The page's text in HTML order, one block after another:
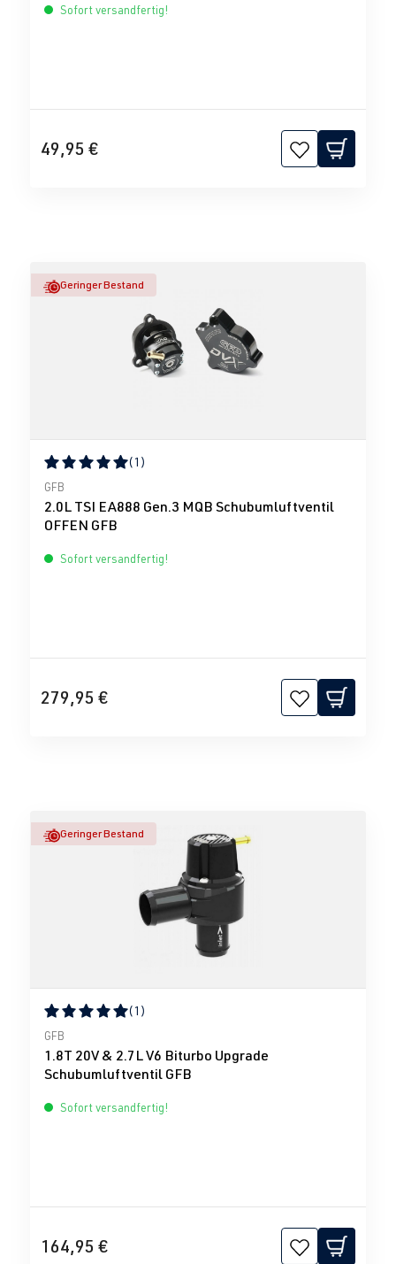
Sofort versandfertig!
49,95 €
Geringer Bestand
Durchschnittliche Bewertung von 5 von 5 Sternen
(1)
GFB
2.0L TSI EA888 Gen.3 MQB Schubumluftventil
OFFEN GFB
Sofort versandfertig!
279,95 €
Geringer Bestand
Durchschnittliche Bewertung von 5 von 5 Sternen
(1)
GFB
1.8T 20V & 2.7L V6 Biturbo Upgrade
Schubumluftventil GFB
Sofort versandfertig!
164,95 €